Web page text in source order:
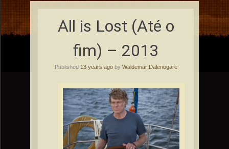
All is Lost (Até o
fim) – 2013
Published 13 years agoby Waldemar Dalenogare